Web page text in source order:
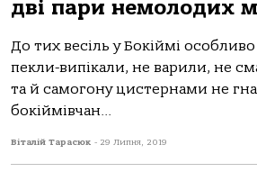
дві пари немолодих
До тих весіль у Бокіймі
пекли-випікали, не варили, не
та й самогону цистернами не
бокіймівчан...
Віталій Тарасюк - 29 Липня, 2019